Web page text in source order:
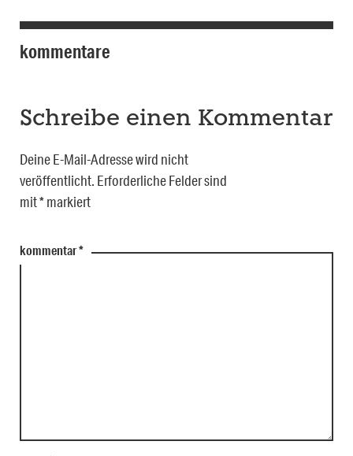
kommentare
Schreibe einen Kommentar
Deine E-Mail-Adresse wird nicht
veröffentlicht. Erforderliche Felder sind
mit*markiert
kommentar*